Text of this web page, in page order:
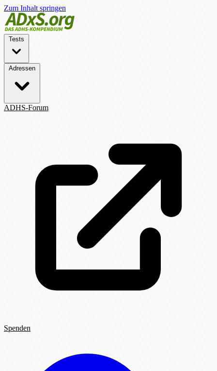
Zum Inhalt springen
Tests
Adressen
ADHS-Forum
Spenden